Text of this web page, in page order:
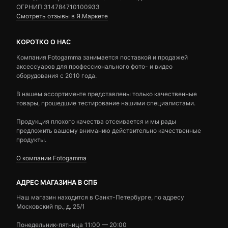
ОГРНИП 314784710100933
Смотреть отзывы в Я.Маркете
КОРОТКО О НАС
Компания Fotogamma занимается поставкой и продажей
аксессуаров для профессионального фото- и видео
оборудования с 2010 года.
В нашем ассортименте представлены только качественные
товары, прошедшие тестирование нашими специалистами.
Продукция плохого качества отсеивается и мы рады
предложить вашему вниманию действительно качественные
продукты.
О компании Fotogamma
АДРЕС МАГАЗИНА В СПБ
Наш магазин находится в Санкт-Петербурге, по адресу
Московский пр., д. 25/1
Понедельник-пятница 11:00 — 20:00